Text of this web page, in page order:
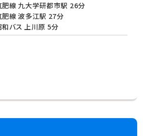
肥線 九大学研都市駅 26分
肥線 波多江駅 27分
和バス 上川原 5分